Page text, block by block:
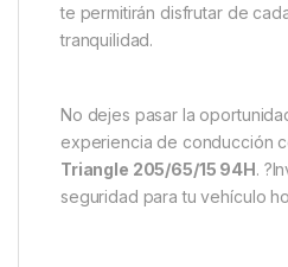
te permitirán disfrutar de
tranquilidad.
No dejes pasar la
experiencia de conducción
Triangle 205/65/15 94H.
seguridad para tu vehículo